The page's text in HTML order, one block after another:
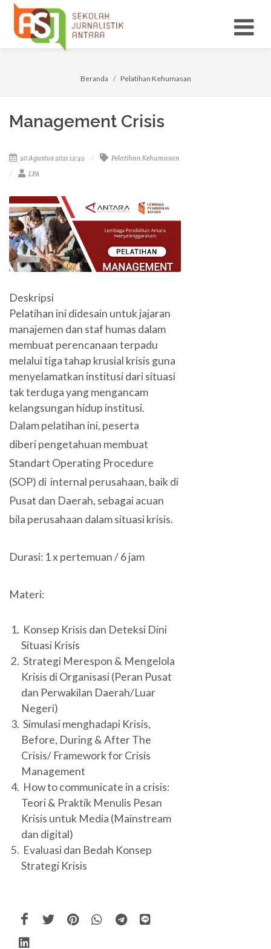
Beranda Pelatihan Kehumasan
Management Crisis
20 Agustus 2021 12:42
Pelatihan Kehumasan
LPA
Deskripsi
Pelatihan ini didesain untuk jajaran
manajemen dan staf humas dalam
membuat perencanaan terpadu
melalui tiga tahap krusial krisis guna
menyelamatkan institusi dari situasi
tak terduga yang mengancam
kelangsungan hidup institusi.
Dalam pelatihan ini, peserta
diberi pengetahuan membuat
Standart Operating Procedure
(SOP) di internal perusahaan, baik di
Pusat dan Daerah, sebagai acuan
bila perusahaan dalam situasi krisis.
Durasi: 1 x pertemuan / 6 jam
Materi:
Konsep Krisis dan Deteksi Dini
Situasi Krisis
Strategi Merespon & Mengelola
Krisis di Organisasi (Peran Pusat
dan Perwakilan Daerah/Luar
Negeri)
Simulasi menghadapi Krisis,
Before, During & After The
Crisis/ Framework for Crisis
Management
How to communicate in a crisis:
Teori & Praktik Menulis Pesan
Krisis untuk Media (Mainstream
dan digital)
Evaluasi dan Bedah Konsep
Strategi Krisis